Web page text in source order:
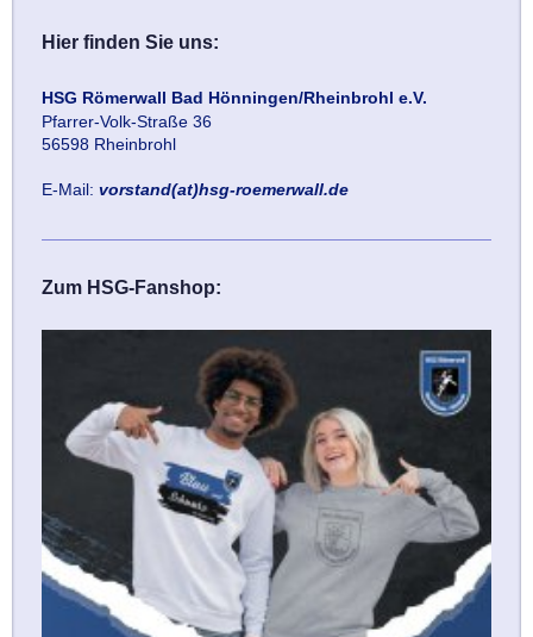
Hier finden Sie uns:
HSG Römerwall Bad Hönningen/Rheinbrohl e.V.
Pfarrer-Volk-Straße 36
56598 Rheinbrohl
E-Mail: vorstand(at)hsg-roemerwall.de
Zum HSG-Fanshop: